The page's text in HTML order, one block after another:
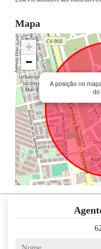
Mapa
A posição no
+
−
nome